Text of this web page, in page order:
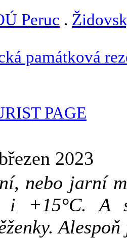
Peruc .
památková
PAGE
2023
nebo jarní
i +15°C. A